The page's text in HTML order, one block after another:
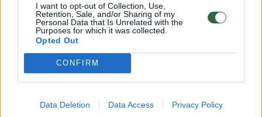
I want to opt-out of Collection, Use,
Retention, Sale, and/or Sharing of my
Personal Data that Is Unrelated with the
Purposes for which it was collected.
Opted Out
CONFIRM
Data Deletion Data Access Privacy Policy
Kada per TV laidos anonsą mums parodys
Bendraukime 2016-01-21